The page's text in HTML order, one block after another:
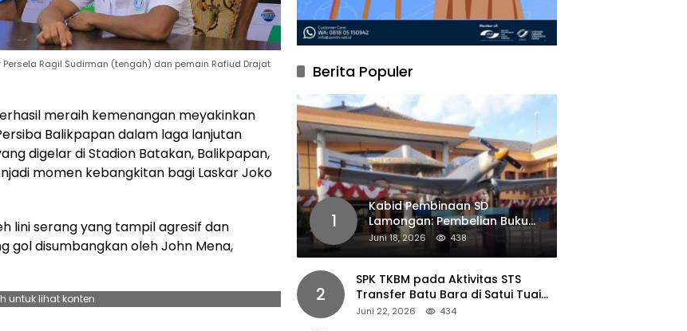
Ragil Sudirman (tengah) dan pemain Rafiud Drajat
meraih kemenangan meyakinkan
Balikpapan dalam laga lanjutan
digelar di Stadion Batakan, Balikpapan,
momen kebangkitan bagi Laskar Joko
lini serang yang tampil agresif dan
gol disumbangkan oleh John Mena,
untuk lihat konten
Berita Populer
1
Kabid Pembinaan SD
Lamongan: Pembelian Buku
Pendamping Tidak Boleh
Dipaksakan
Juni 18, 2026 438
2
SPK TKBM pada Aktivitas STS
Transfer Batu Bara di Satui Tuai
Sorotan
Juni 22, 2026 434